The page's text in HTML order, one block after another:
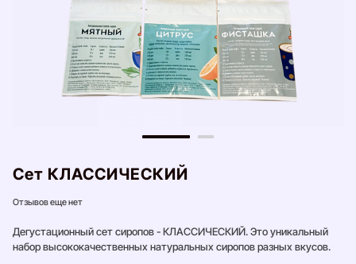
Сет КЛАССИЧЕСКИЙ
Отзывов еще нет
Дегустационный сет сиропов - КЛАССИЧЕСКИЙ. Это уникальный
набор высококачественных натуральных сиропов разных вкусов.